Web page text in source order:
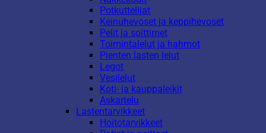
Potkuttelijat
Keinuhevoset ja keppihevoset
Pelit ja soittimet
Toimintalelut ja hahmot
Pienten lasten lelut
Legot
Vesilelut
Koti- ja kauppaleikit
Askartelu
Lastentarvikkeet
Hoitotarvikkeet